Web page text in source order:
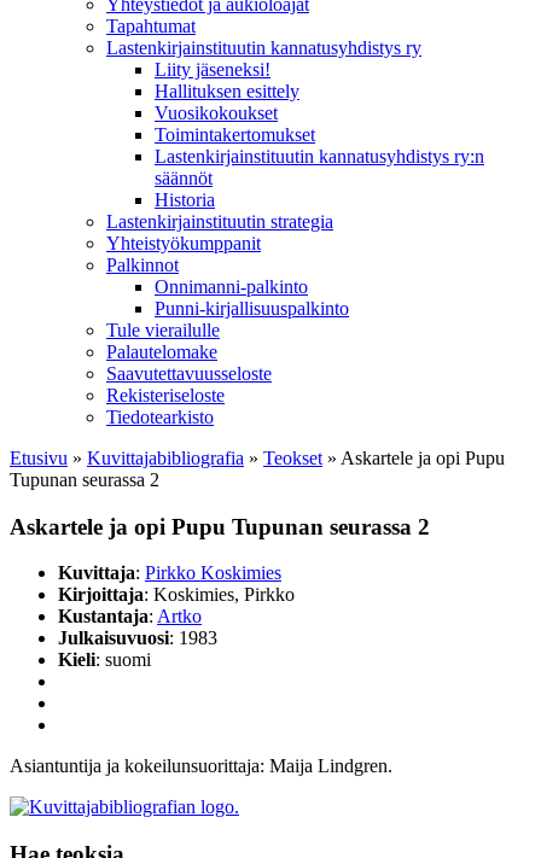
Yhteystiedot ja aukioloajat
Tapahtumat
Lastenkirjainstituutin kannatusyhdistys ry
Liity jäseneksi!
Hallituksen esittely
Vuosikokoukset
Toimintakertomukset
Lastenkirjainstituutin kannatusyhdistys ry:n
säännöt
Historia
Lastenkirjainstituutin strategia
Yhteistyökumppanit
Palkinnot
Onnimanni-palkinto
Punni-kirjallisuuspalkinto
Tule vierailulle
Palautelomake
Saavutettavuusseloste
Rekisteriseloste
Tiedotearkisto
Etusivu » Kuvittaja­bibliografia » Teokset » Askartele ja opi Pupu
Tupunan seurassa 2
Askartele ja opi Pupu Tupunan seurassa 2
Kuvittaja: Pirkko Koskimies
Kirjoittaja: Koskimies, Pirkko
Kustantaja: Artko
Julkaisuvuosi: 1983
Kieli: suomi
Asiantuntija ja kokeilunsuorittaja: Maija Lindgren.